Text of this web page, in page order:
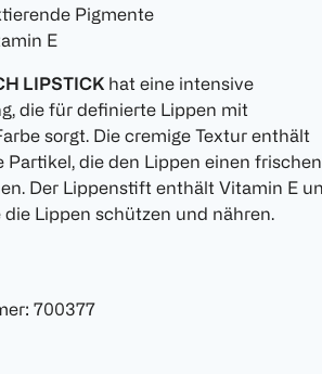
Pigmente
E
LIPSTICK hat eine intensive
die für definierte Lippen mit
sorgt. Die cremige Textur enthält
die den Lippen einen
Der Lippenstift enthält Vitamin E
die Lippen schützen und nähren.
: 700377